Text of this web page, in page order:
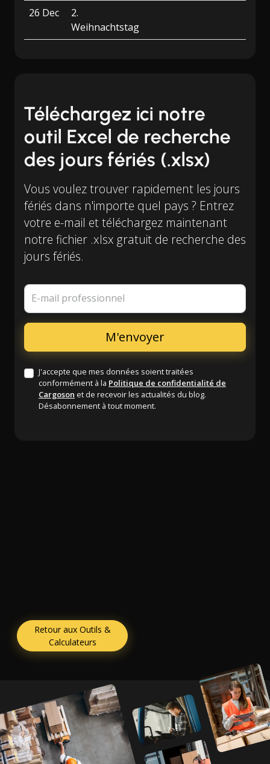
26 Dec
2.
Weihnachtstag
Téléchargez ici notre
outil Excel de recherche
des jours fériés (.xlsx)
Vous voulez trouver rapidement les jours
fériés dans n'importe quel pays ? Entrez
votre e-mail et téléchargez maintenant
notre fichier .xlsx gratuit de recherche des
jours fériés.
E-mail professionnel
J'accepte que mes données soient traitées
conformément à la Politique de confidentialité de
Cargoson et de recevoir les actualités du blog.
Désabonnement à tout moment.
Retour aux Outils &
Calculateurs